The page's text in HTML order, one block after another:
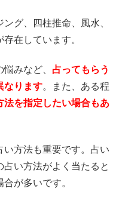
グ、四柱推命、風水、
在しています。
みなど、 占ってもらう
なります。また、ある程
法を指定したい場合もあ
い方法も重要です。占い
い方法がよく当たると
が多いです。